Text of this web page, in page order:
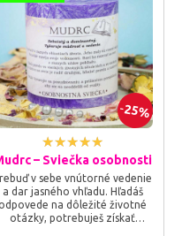
25%
– Sviečka osobnosti
v sebe vnútorné vedenie
a dar jasného vhľadu. Hľadáš
na dôležité životné
otázky, potrebuješ získať